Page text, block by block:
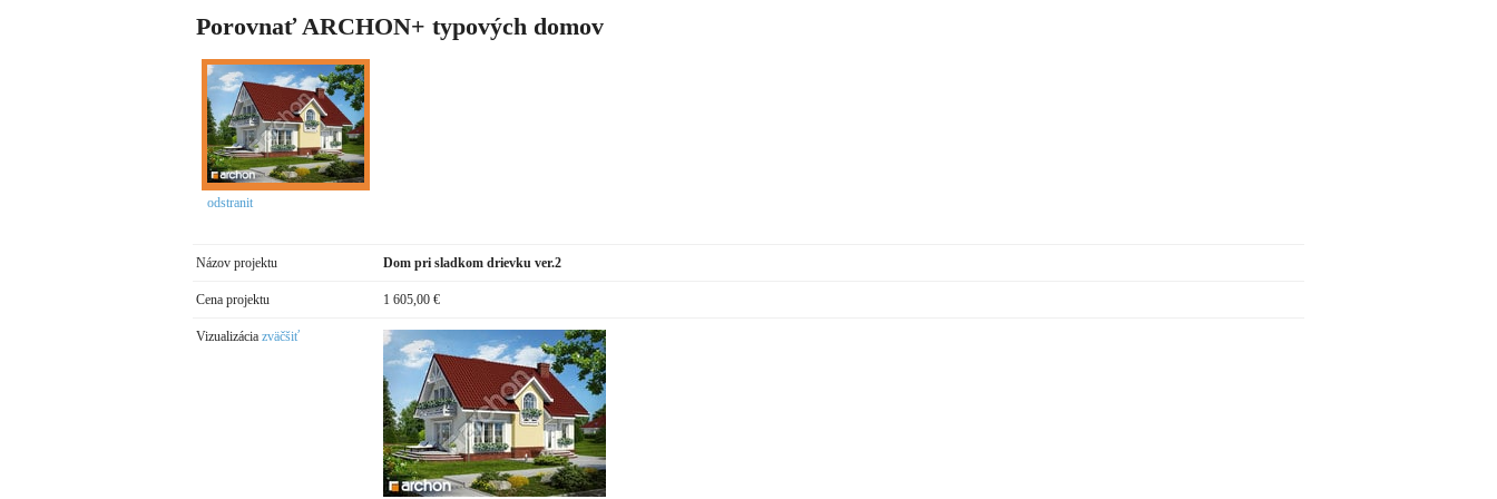
Porovnať ARCHON+ typových domov
odstranit
Názov projektu Dom pri sladkom drievku ver.2
Cena projektu 1 605,00 €
Vizualizácia zväčšiť